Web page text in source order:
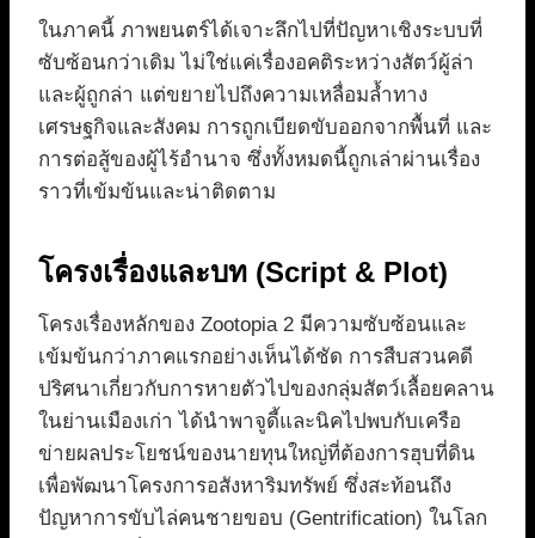
ในภาคนี้ ภาพยนตร์ได้เจาะลึกไปที่ปัญหาเชิงระบบที่
ซับซ้อนกว่าเดิม ไม่ใช่แค่เรื่องอคติระหว่างสัตว์ผู้ล่า
และผู้ถูกล่า แต่ขยายไปถึงความเหลื่อมล้ำทาง
เศรษฐกิจและสังคม การถูกเบียดขับออกจากพื้นที่ และ
การต่อสู้ของผู้ไร้อำนาจ ซึ่งทั้งหมดนี้ถูกเล่าผ่านเรื่อง
ราวที่เข้มข้นและน่าติดตาม
โครงเรื่องและบท (Script & Plot)
โครงเรื่องหลักของ Zootopia 2 มีความซับซ้อนและ
เข้มข้นกว่าภาคแรกอย่างเห็นได้ชัด การสืบสวนคดี
ปริศนาเกี่ยวกับการหายตัวไปของกลุ่มสัตว์เลื้อยคลาน
ในย่านเมืองเก่า ได้นำพาจูดี้และนิคไปพบกับเครือ
ข่ายผลประโยชน์ของนายทุนใหญ่ที่ต้องการฮุบที่ดิน
เพื่อพัฒนาโครงการอสังหาริมทรัพย์ ซึ่งสะท้อนถึง
ปัญหาการขับไล่คนชายขอบ (Gentrification) ในโลก